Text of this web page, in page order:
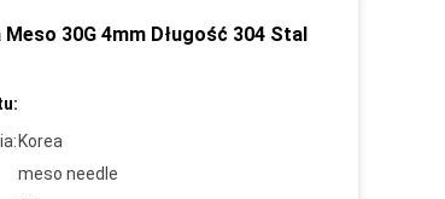
Meso 30G 4mm Długość 304 Stal
Korea
meso needle